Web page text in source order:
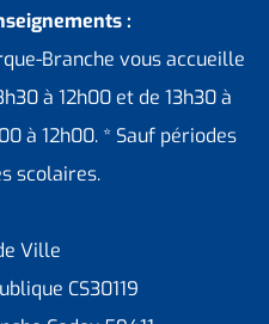
:
Branche vous accueille
à 12h00 et de 13h30 à
à 12h00. * Sauf périodes
scolaires.
Ville
CS30119